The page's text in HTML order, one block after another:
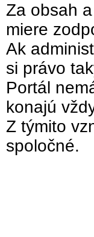
Za obsah
miere
Ak
si právo
Portál
konajú
Z týmito
spoločné.